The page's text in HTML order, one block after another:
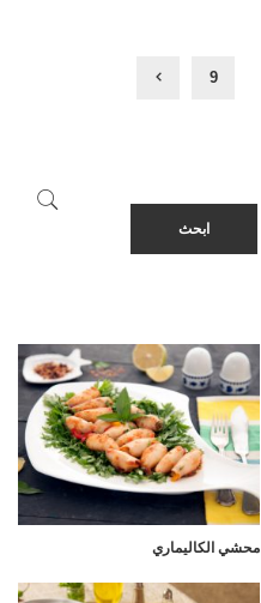
9
ابحث
محشي الكاليماري